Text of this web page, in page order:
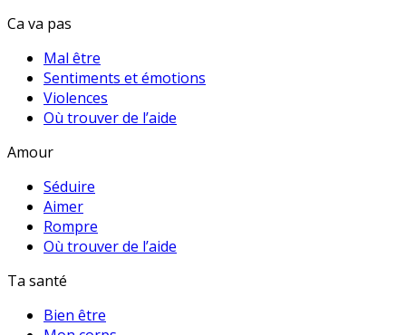
Ca va pas
Mal être
Sentiments et émotions
Violences
Où trouver de l’aide
Amour
Séduire
Aimer
Rompre
Où trouver de l’aide
Ta santé
Bien être